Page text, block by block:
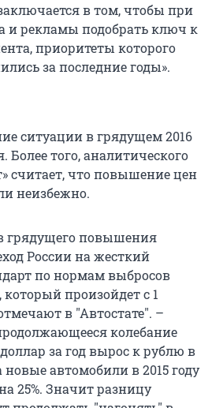
в том, чтобы при
и рекламы подобрать ключ к
приоритеты которого
за последние годы».
ситуации в грядущем 2016
Более того, аналитического
считает, что повышение цен
неизбежно.
грядущего повышения
России на жесткий
по нормам выбросов
который произойдет с 1
в "Автостате". –
колебание
за год вырос к рублю в
автомобили в 2015 году
25%. Значит разницу